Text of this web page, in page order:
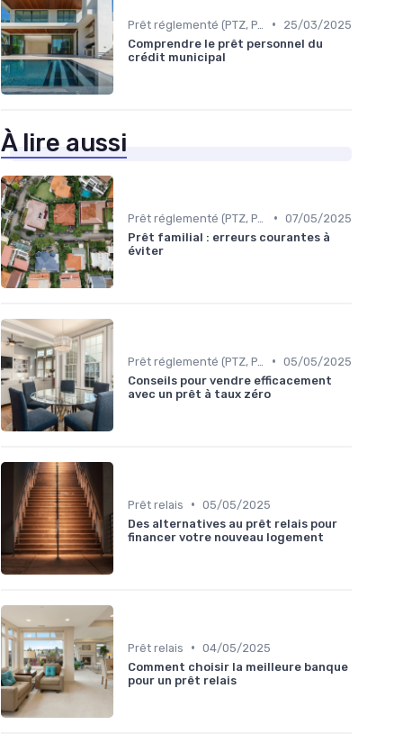
•
25/03/2025
Comprendre le prêt personnel du
crédit municipal
À lire aussi
• 07/05/2025
Prêt familial : erreurs courantes à
éviter
• 05/05/2025
Conseils pour vendre efficacement
avec un prêt à taux zéro
Prêt relais • 05/05/2025
Des alternatives au prêt relais pour
financer votre nouveau logement
Prêt relais • 04/05/2025
Comment choisir la meilleure banque
pour un prêt relais